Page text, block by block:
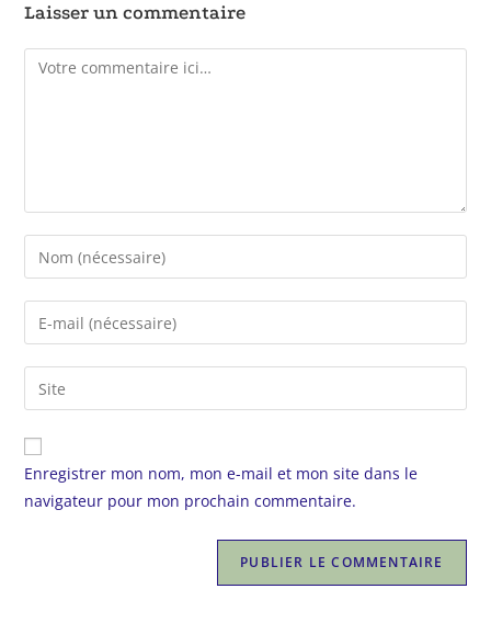
Laisser un commentaire
Enregistrer mon nom, mon e-mail et mon site dans le
navigateur pour mon prochain commentaire.